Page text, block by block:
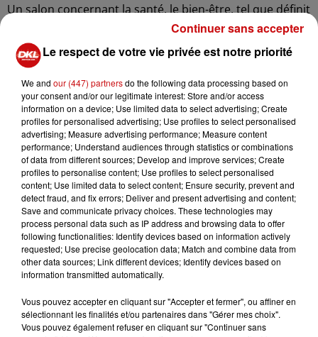
Un salon concernant la santé, le bien-être, tel que définit
par l'OMS, c'est-à-dire pris dans sa globalité, en
"nourrissant" toutes les parties qui nous constituent,
dans toutes nos dimensions, physiques, émotionnelles,
et plus... Une quarantaine d'acteurs locaux qui feront
découvrir en toutes simplicité ce qui les passionne, soit
sur leurs stands, soit par des conférences.
Entrées et conférences gratuites pour que le plus grand
nombre puisse en profiter, tombolas, restauration
gourmande et bio pour que chacun vive des moments
de bien-être total !
Ajouter à votre calendrier
du30 septembre 2023 à 11h00
Le respect de votre vie privée est notre priorité
We and our (447) partnersdo the following data processing based on
your consent and/or our legitimate interest: Store and/or access
information on a device; Use limited data to select advertising; Create
profiles for personalised advertising; Use profiles to select personalised
advertising; Measure advertising performance; Measure content
performance; Understand audiences through statistics or combinations
of data from different sources; Develop and improve services; Create
profiles to personalise content; Use profiles to select personalised
content; Use limited data to select content; Ensure security, prevent and
detect fraud, and fix errors; Deliver and present advertising and content;
Save and communicate privacy choices. These technologies may
process personal data such as IP address and browsing data to offer
following functionalities: Identify devices based on information actively
requested; Use precise geolocation data; Match and combine data from
other data sources; Link different devices; Identify devices based on
information transmitted automatically.
Vous pouvez accepter en cliquant sur "Accepter et fermer", ou affiner en
sélectionnant les finalités et/ou partenaires dans "Gérer mes choix".
Vous pouvez également refuser en cliquant sur "Continuer sans
Continuer sans accepter